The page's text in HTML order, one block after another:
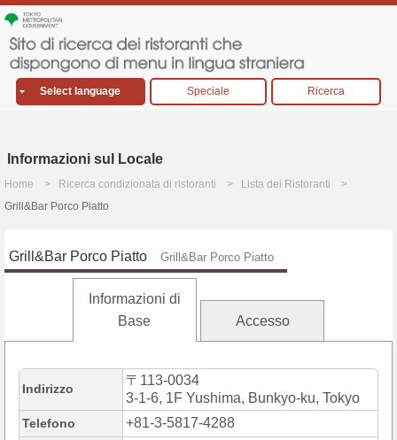
Select language Speciale Ricerca
Informazioni sul Locale
Home Ricerca condizionata di ristoranti
Lista dei Ristoranti
Grill&Bar Porco Piatto
Grill&Bar Porco Piatto Grill&Bar Porco Piatto
Informazioni di
Base
Accesso
Indirizzo
〒113-0034
3-1-6, 1F Yushima, Bunkyo-ku, Tokyo
Telefono +81-3-5817-4288